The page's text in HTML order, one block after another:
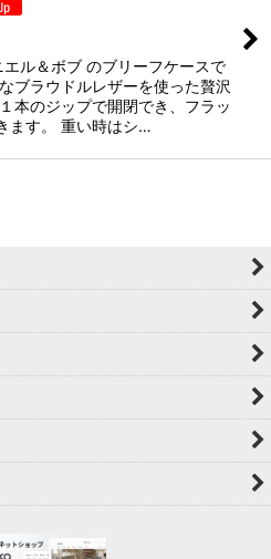
ル＆ボブ のブリーフケースで
ブラウドルレザーを使った贅沢
本のジップで開閉でき、フラッ
ます。 重い時はシ…